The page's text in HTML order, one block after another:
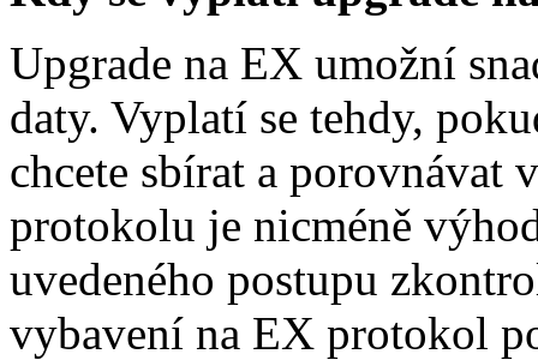
Upgrade na EX umožní
daty. Vyplatí se tehdy,
chcete sbírat a
protokolu je nicméně
uvedeného postupu
vybavení na EX protokol